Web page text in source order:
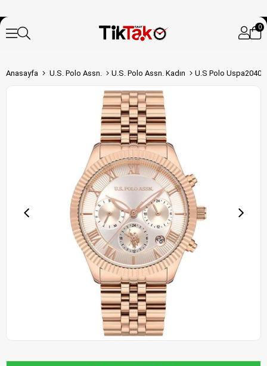
0
Anasayfa U.S. Polo Assn. U.S. Polo Assn. Kadın U.S Polo Uspa2040-